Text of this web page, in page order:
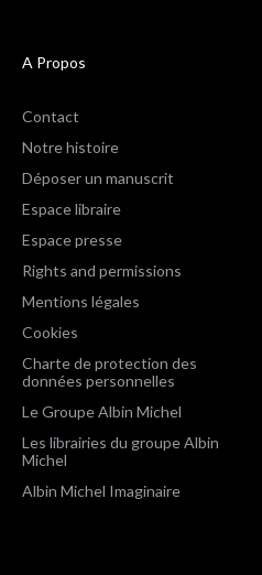
A Propos
Contact
Notre histoire
Déposer un manuscrit
Espace libraire
Espace presse
Rights and permissions
Mentions légales
Cookies
Charte de protection des
données personnelles
Le Groupe Albin Michel
Les librairies du groupe Albin
Michel
Albin Michel Imaginaire